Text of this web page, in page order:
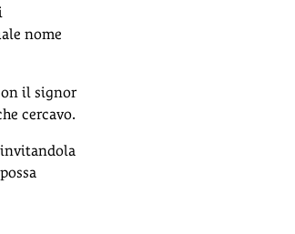
nome
il signor
cercavo.
invitandola